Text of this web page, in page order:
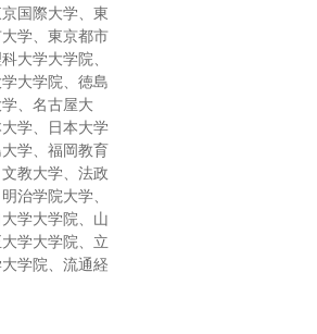
国際大学、東
学、東京都市
大学大学院、
大学院、徳島
、名古屋大
学、日本大学
学、福岡教育
教大学、法政
治学院大学、
学大学院、山
学大学院、立
学院、流通経